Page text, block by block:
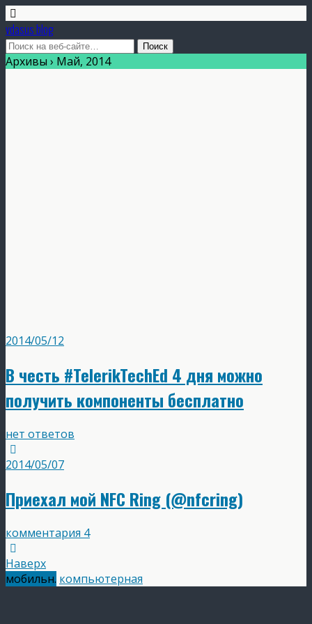
vdasus blog
Архивы › Май, 2014
2014/05/12
В честь #TelerikTechEd 4 дня можно
получить компоненты бесплатно
нет ответов
2014/05/07
Приехал мой NFC Ring (@nfcring)
комментария 4
Наверх
мобильн. компьютерная